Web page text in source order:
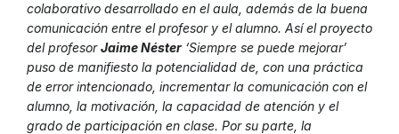
colaborativo desarrollado en el aula, además de la buena
comunicación entre el profesor y el alumno. Así el proyecto
del profesorJaime Néster ‘Siempre se puede mejorar’
puso de manifiesto la potencialidad de, con una práctica
de error intencionado, incrementar la comunicación con el
alumno, la motivación, la capacidad de atención y el
grado de participación en clase. Por su parte, la